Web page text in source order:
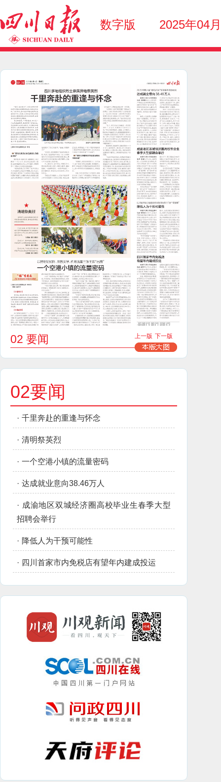
数字版 2025年04
02 要闻 上一版 下一版
02要闻
· 千里奔赴的重逢与怀念
· 清明祭英烈
· 一个空港小镇的流量密码
· 达成就业意向38.46万人
· 成渝地区双城经济圈高校毕业生春季大型
招聘会举行
· 降低人为干预可能性
· 四川首家市内免税店有望年内建成投运